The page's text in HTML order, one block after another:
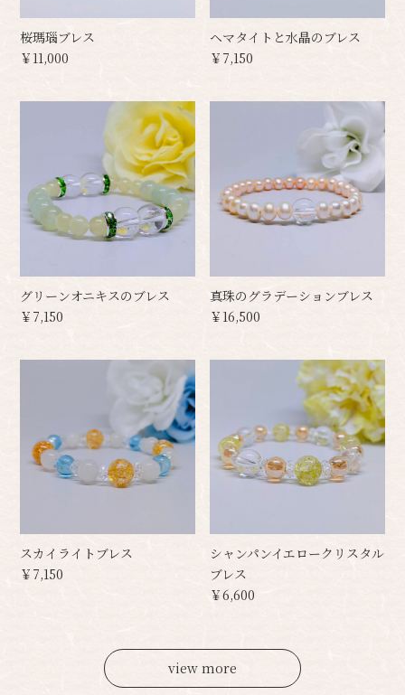
桜瑪瑙ブレス
￥11,000
ヘマタイトと水晶のブレス
￥7,150
グリーンオニキスのブレス
￥7,150
真珠のグラデーションブレス
￥16,500
スカイライトブレス
￥7,150
シャンパンイエロークリスタル
ブレス
￥6,600
view more